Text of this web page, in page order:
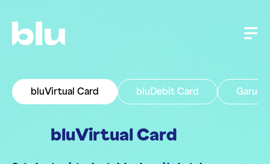
bluVirtual Card bluDebit Card
bluVirtual Card